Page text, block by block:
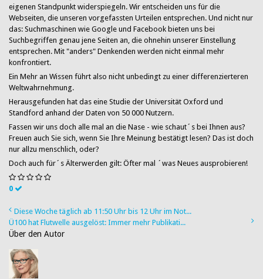
eigenen Standpunkt widerspiegeln. Wir entscheiden uns für die
Webseiten, die unseren vorgefassten Urteilen entsprechen. Und nicht nur
das: Suchmaschinen wie Google und Facebook bieten uns bei
Suchbegriffen genau jene Seiten an, die ohnehin unserer Einstellung
entsprechen. Mit "anders" Denkenden werden nicht einmal mehr
konfrontiert.
Ein Mehr an Wissen führt also nicht unbedingt zu einer differenzierteren
Weltwahrnehmung.
Herausgefunden hat das eine Studie der Universität Oxford und
Standford anhand der Daten von 50 000 Nutzern.
Fassen wir uns doch alle mal an die Nase - wie schaut´s bei Ihnen aus?
Freuen auch Sie sich, wenn Sie Ihre Meinung bestätigt lesen? Das ist doch
nur allzu menschlich, oder?
Doch auch für´s Älterwerden gilt: Öfter mal ´was Neues ausprobieren!
0
Diese Woche täglich ab 11:50 Uhr bis 12 Uhr im Not...
Ü100 hat Flutwelle ausgelöst: Immer mehr Publikati...
Über den Autor